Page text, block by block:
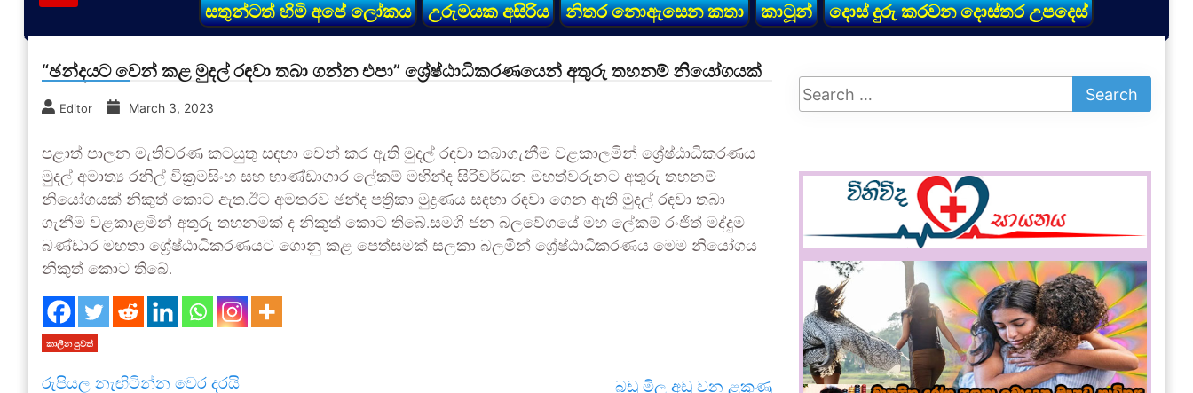
සතුන්ටත් හිමි අපේ ලෝකය
උරුමයක අසිරිය නිතර නොඇසෙන කතා කාටූන් දොස් දුරු කරවන දොස්තර උපදෙස්
“ඡන්දයට වෙන් කළ මුදල් රඳවා තබා ගන්න එපා” ශ්‍රේෂ්ඨාධිකරණයෙන් අතුරු තහනම් නියෝගයක්
Editor March 3, 2023
පළාත් පාලන මැතිවරණ කටයුතු සඳහා වෙන් කර ඇති මුදල් රඳවා තබාගැනීම වළකාලමින් ශ්‍රේෂ්ඨාධිකරණය
මුදල් අමාත්‍ය රනිල් වික්‍රමසිංහ සහ භාණ්ඩාගාර ලේකම් මහින්ද සිරිවර්ධන මහත්වරුනට අතුරු තහනම්
නියෝගයක් නිකුත් කොට ඇත.ඊට අමතරව ඡන්ද පත්‍රිකා මුද්‍රණය සඳහා රඳවා ගෙන ඇති මුදල් රඳවා තබා
ගැනීම වළකාළමින් අතුරු තහනමක් ද නිකුත් කොට තිබේ.සමගි ජන බලවේගයේ මහ ලේකම් රංජිත් මද්දුම
බණ්ඩාර මහතා ශ්‍රේෂ්ඨාධිකරණයට ගොනු කළ පෙත්සමක් සලකා බලමින් ශ්‍රේෂ්ඨාධිකරණය මෙම නියෝගය
නිකුත් කොට තිබේ.
කාලීන පුවත්
රුපියල නැඟිටින්න වෙර දරයි බඩු මිල අඩු වන ළකුණු